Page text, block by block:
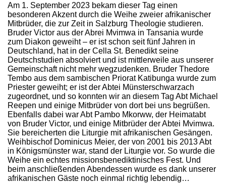
Am 1. September 2023 bekam dieser Tag einen
besonderen Akzent durch die Weihe zweier afrikanischer
Mitbrüder, die zur Zeit in Salzburg Theologie studieren.
Bruder Victor aus der Abrei Mvimwa in Tansania wurde
zum Diakon geweiht – er ist schon seit fünf Jahren in
Deutschland, hat in der Cella St. Benedikt seine
Deutschstudien absolviert und ist mittlerweile aus unserer
Gemeinschaft nicht mehr wegzudenken. Bruder Thedore
Tembo aus dem sambischen Priorat Katibunga wurde zum
Priester geweiht; er ist der Abtei Münsterschwarzach
zugeordnet, und so konnten wir an diesem Tag Abt Michael
Reepen und einige Mitbrüder von dort bei uns begrüßen.
Ebenfalls dabei war Abt Pambo Mkorww, der Heimatabt
von Bruder Victor, und einige Mitbrüder der Abtei Mvimwa.
Sie bereicherten die Liturgie mit afrikanischen Gesängen.
Weihbischof Dominicus Meier, der von 2001 bis 2013 Abt
in Königsmünster war, stand der Liturgie vor. So wurde die
Weihe ein echtes missionsbenediktinisches Fest. Und
beim anschließenden Abendessen wurde es dank unserer
afrikanischen Gäste noch einmal richtig lebendig…